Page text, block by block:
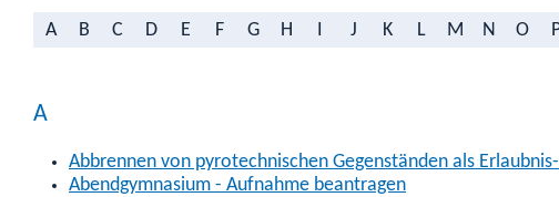
A B C D E F G H J K L M N O
A
Abbrennen von pyrotechnischen Gegenständen als
Abendgymnasium - Aufnahme beantragen